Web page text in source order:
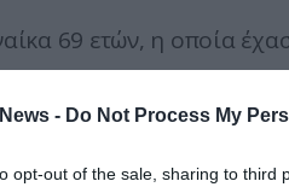
- Do Not Process My
opt-out of the sale, sharing to third
69 ετών, η οποία
λίγα λεπτά σε πτήση
Κοπεγχάγη.